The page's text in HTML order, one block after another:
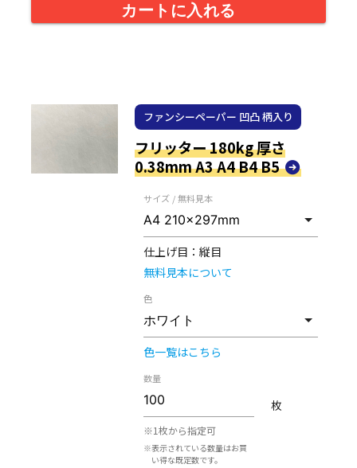
カートに入れる
ファンシーペーパー 凹凸 柄入り
フリッター 180kg 厚さ
0.38mm A3 A4 B4 B5
サイズ / 無料見本
仕上げ目： 縦目
無料見本について
色
色一覧はこちら
数量
※1枚から指定可
※表示されている数量はお買
い得な既定数です。
枚